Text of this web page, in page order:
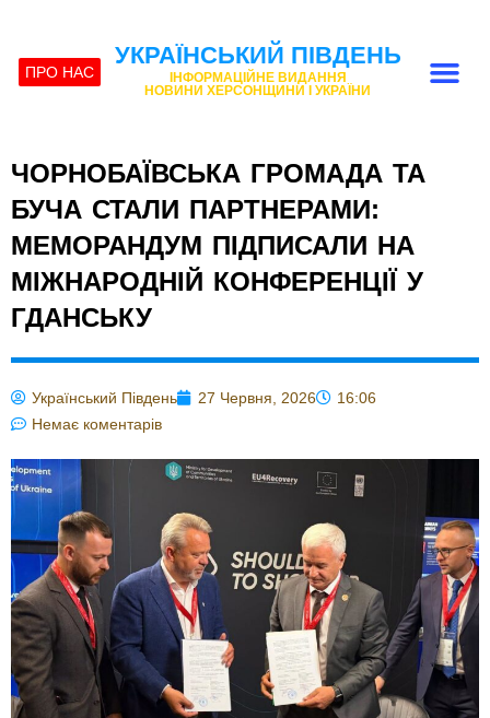
ПРО НАС
УКРАЇНСЬКИЙ ПІВДЕНЬ
ІНФОРМАЦІЙНЕ ВИДАННЯ
НОВИНИ ХЕРСОНЩИНИ І УКРАЇНИ
ЧОРНОБАЇВСЬКА ГРОМАДА ТА
БУЧА СТАЛИ ПАРТНЕРАМИ:
МЕМОРАНДУМ ПІДПИСАЛИ НА
МІЖНАРОДНІЙ КОНФЕРЕНЦІЇ У
ГДАНСЬКУ
Український Південь 27 Червня, 2026
16:06
Немає коментарів